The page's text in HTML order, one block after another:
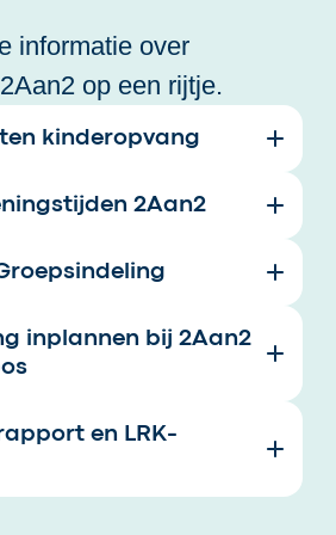
informatie over
op een rijtje.
kinderopvang
2Aan2
inplannen bij 2Aan2
en LRK-